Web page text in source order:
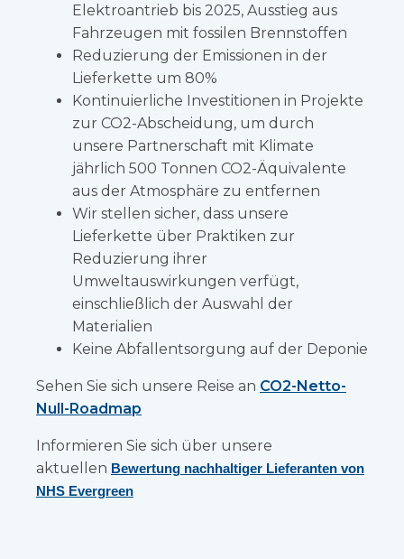
Elektroantrieb bis 2025, Ausstieg aus
Fahrzeugen mit fossilen Brennstoffen
Reduzierung der Emissionen in der
Lieferkette um 80%
Kontinuierliche Investitionen in Projekte
zur CO2-Abscheidung, um durch
unsere Partnerschaft mit Klimate
jährlich 500 Tonnen CO2-Äquivalente
aus der Atmosphäre zu entfernen
Wir stellen sicher, dass unsere
Lieferkette über Praktiken zur
Reduzierung ihrer
Umweltauswirkungen verfügt,
einschließlich der Auswahl der
Materialien
Keine Abfallentsorgung auf der Deponie
Sehen Sie sich unsere Reise an CO2-Netto-
Null-Roadmap
Informieren Sie sich über unsere
aktuellen Bewertung nachhaltiger Lieferanten von
NHS Evergreen